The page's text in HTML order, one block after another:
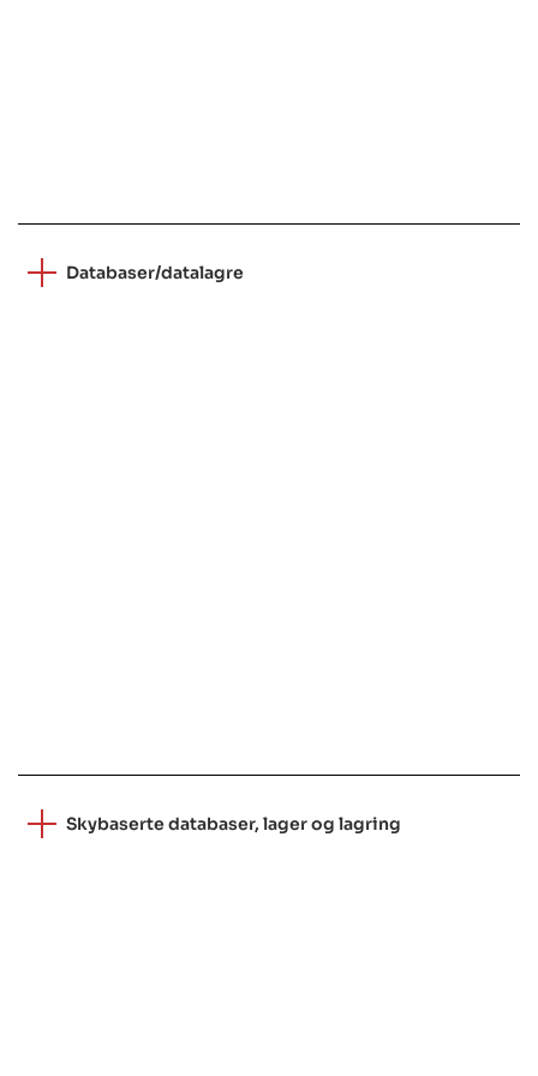
Databaser/datalagre
Skybaserte databaser, lager og lagring